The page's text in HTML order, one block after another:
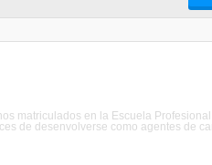
matriculados en la Escuela
de desenvolverse como agentes de